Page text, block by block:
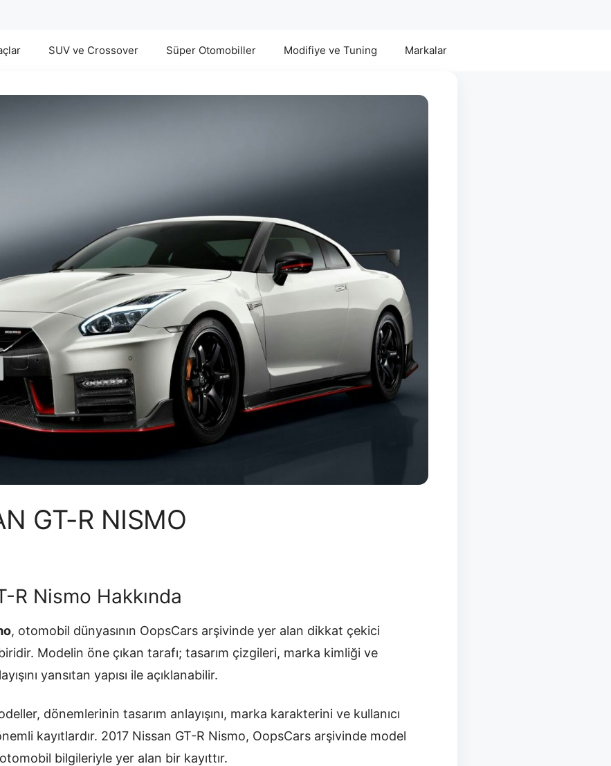
SUV ve Crossover Süper Otomobiller Modifiye ve Tuning Markalar
GT-R NISMO
R Nismo Hakkında
, otomobil dünyasının OopsCars arşivinde yer alan dikkat çekici
Modelin öne çıkan tarafı; tasarım çizgileri, marka kimliği ve
yansıtan yapısı ile açıklanabilir.
dönemlerinin tasarım anlayışını, marka karakterini ve kullanıcı
kayıtlardır. 2017 Nissan GT-R Nismo, OopsCars arşivinde model
bilgileriyle yer alan bir kayıttır.